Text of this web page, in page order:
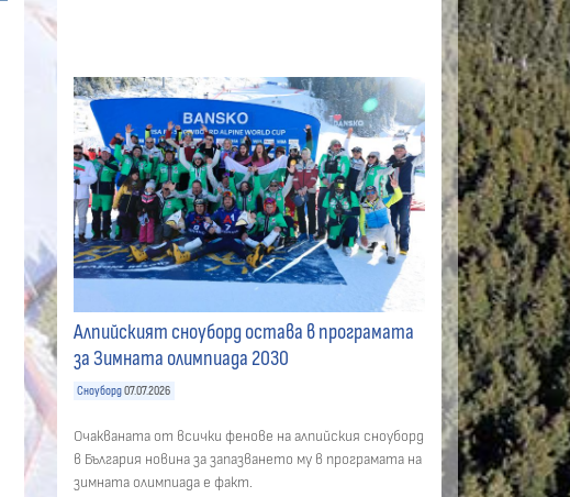
Алпийският сноуборд остава в програмата
за Зимната олимпиада 2030
Сноуборд 07.07.2026
Очакваната от всички фенове на алпийския сноуборд
в България новина за запазването му в програмата на
зимната олимпиада е факт.